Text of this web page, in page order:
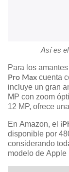
Así es
Para los
Pro Max cuenta
incluye un gran
MP con zoom
12 MP, ofrece
En Amazon, el
disponible por
considerando
modelo de